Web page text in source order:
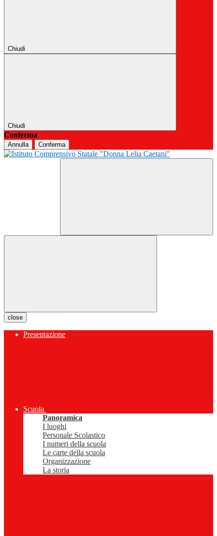
Chiudi
Chiudi
Conferma
Annulla Conferma
close
Presentazione
Scuola
Panoramica
I luoghi
Personale Scolastico
I numeri della scuola
Le carte della scuola
Organizzazione
La storia